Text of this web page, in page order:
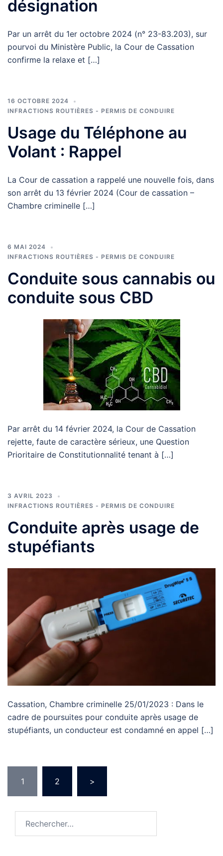
désignation
Par un arrêt du 1er octobre 2024 (n° 23-83.203), sur
pourvoi du Ministère Public, la Cour de Cassation
confirme la relaxe et […]
16 OCTOBRE 2024
INFRACTIONS ROUTIÈRES - PERMIS DE CONDUIRE
Usage du Téléphone au
Volant : Rappel
La Cour de cassation a rappelé une nouvelle fois, dans
son arrêt du 13 février 2024 (Cour de cassation –
Chambre criminelle […]
6 MAI 2024
INFRACTIONS ROUTIÈRES - PERMIS DE CONDUIRE
Conduite sous cannabis ou
conduite sous CBD
Par arrêt du 14 février 2024, la Cour de Cassation
rejette, faute de caractère sérieux, une Question
Prioritaire de Constitutionnalité tenant à […]
3 AVRIL 2023
INFRACTIONS ROUTIÈRES - PERMIS DE CONDUIRE
Conduite après usage de
stupéfiants
Cassation, Chambre criminelle 25/01/2023 : Dans le
cadre de poursuites pour conduite après usage de
stupéfiants, un conducteur est condamné en appel […]
des
publications
1 2 >